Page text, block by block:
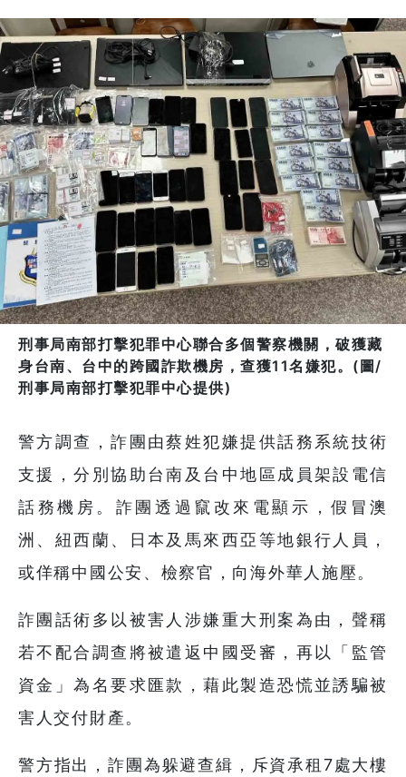
刑事局南部打擊犯罪中心聯合多個警察機關，破獲藏
身台南、台中的跨國詐欺機房，查獲11名嫌犯。(圖/
刑事局南部打擊犯罪中心提供)
警方調查，詐團由蔡姓犯嫌提供話務系統技術
支援，分別協助台南及台中地區成員架設電信
話務機房。詐團透過竄改來電顯示，假冒澳
洲、紐西蘭、日本及馬來西亞等地銀行人員，
或佯稱中國公安、檢察官，向海外華人施壓。
詐團話術多以被害人涉嫌重大刑案為由，聲稱
若不配合調查將被遣返中國受審，再以「監管
資金」為名要求匯款，藉此製造恐慌並誘騙被
害人交付財產。
警方指出，詐團為躲避查緝，斥資承租7處大樓